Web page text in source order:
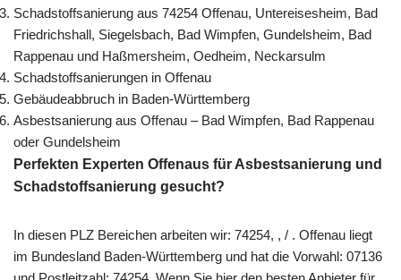
Schadstoffsanierung aus 74254 Offenau, Untereisesheim, Bad
Friedrichshall, Siegelsbach, Bad Wimpfen, Gundelsheim, Bad
Rappenau und Haßmersheim, Oedheim, Neckarsulm
Schadstoffsanierungen in Offenau
Gebäudeabbruch in Baden-Württemberg
Asbestsanierung aus Offenau – Bad Wimpfen, Bad Rappenau
oder Gundelsheim
Perfekten Experten Offenaus für Asbestsanierung und
Schadstoffsanierung gesucht?
In diesen PLZ Bereichen arbeiten wir: 74254, , / . Offenau liegt
im Bundesland Baden-Württemberg und hat die Vorwahl: 07136